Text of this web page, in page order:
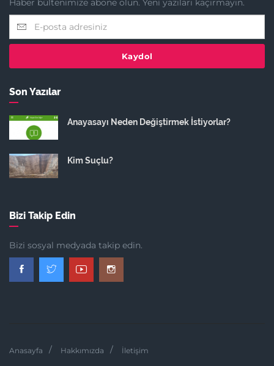
Haber bültenimize abone olun. Yeni yazıları kaçırmayın.
Kaydol
Son Yazılar
Anayasayı Neden Değiştirmek İstiyorlar?
Kim Suçlu?
Bizi Takip Edin
Bizi sosyal medyada takip edin.
Anasayfa Hakkımızda İletişim